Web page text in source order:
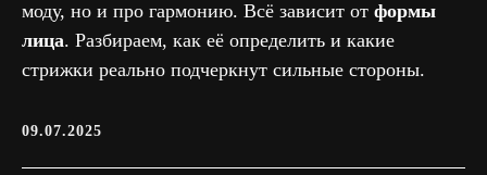
моду, но и про гармонию. Всё зависит от формы
лица. Разбираем, как её определить и какие
стрижки реально подчеркнут сильные стороны.
09.07.2025